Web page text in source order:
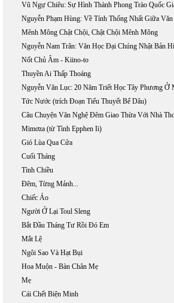
Mênh Mông Chật Chội, Chật Chội Mênh Mông
Nốt Chủ Âm - Kiino-to
Thuyền Ai Thấp Thoáng
Tức Nước (trích Đoạn Tiểu Thuyết Bể Dâu)
Câu Chuyện Văn Nghệ Đêm Giao Thừa Với Nhà
Mimơza (từ Tình Epphen Ii)
Gió Lùa Qua Cửa
Cuối Tháng
Tình Chiều
Đêm, Từng Mảnh...
Chiếc Áo
Người Ở Lại Toul Sleng
Bắt Đầu Tháng Tư Rồi Đó Em
Mắt Lệ
Ngôi Sao Và Hạt Bụi
Hoa Muộn - Bàn Chân Mẹ
Mẹ
Cái Chết Biện Minh